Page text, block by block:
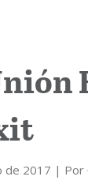
de 2017 | Por